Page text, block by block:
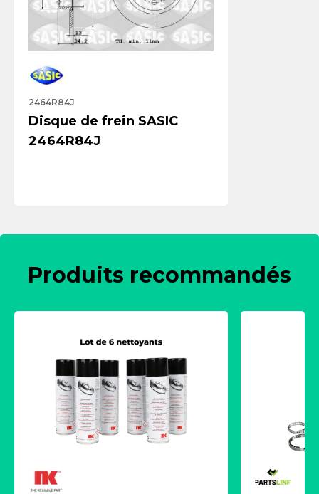
2464R84J
Disque de frein SASIC
2464R84J
Produits recommandés